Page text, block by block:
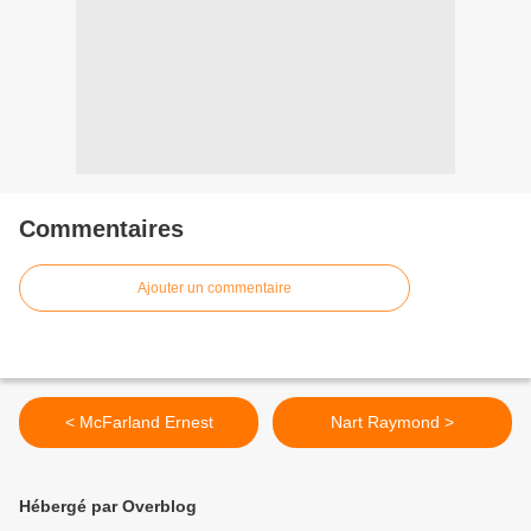
Commentaires
Ajouter un commentaire
< McFarland Ernest Nart Raymond >
Hébergé par Overblog